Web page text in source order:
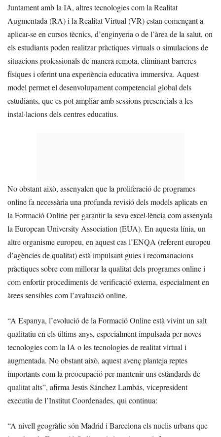
Juntament amb la IA, altres tecnologies com la Realitat
Augmentada (RA) i la Realitat Virtual (VR) estan començant a
aplicar-se en cursos tècnics, d’enginyeria o de l’àrea de la salut, on
els estudiants poden realitzar pràctiques virtuals o simulacions de
situacions professionals de manera remota, eliminant barreres
físiques i oferint una experiència educativa immersiva. Aquest
model permet el desenvolupament competencial global dels
estudiants, que es pot ampliar amb sessions presencials a les
instal·lacions dels centres educatius.
No obstant això, assenyalen que la proliferació de programes
online fa necessària una profunda revisió dels models aplicats en
la Formació Online per garantir la seva excel·lència com assenyala
la European University Association (EUA). En aquesta línia, un
altre organisme europeu, en aquest cas l’ENQA (referent europeu
d’agències de qualitat) està impulsant guies i recomanacions
pràctiques sobre com millorar la qualitat dels programes online i
com enfortir procediments de verificació externa, especialment en
àrees sensibles com l’avaluació online.
“A Espanya, l’evolució de la Formació Online està vivint un salt
qualitatiu en els últims anys, especialment impulsada per noves
tecnologies com la IA o les tecnologies de realitat virtual i
augmentada. No obstant això, aquest avenç planteja reptes
importants com la preocupació per mantenir uns estàndards de
qualitat alts”, afirma Jesús Sánchez Lambás, vicepresident
executiu de l’Institut Coordenades, qui continua:
“A nivell geogràfic són Madrid i Barcelona els nuclis urbans que